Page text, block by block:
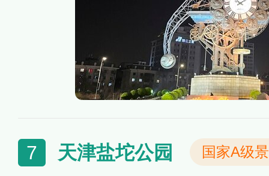
感觉很有质感。世纪钟广场周
街区，所以到这里拍摄夜景也
7 天津盐坨公园 国家A级